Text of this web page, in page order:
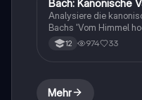
Musik
Bach: Kanonische
Analysiere die
Bachs 'Vom Himmel
769a). Diese
kontrapunktischen
vertiefte Studien in
12 974 33
Mehr